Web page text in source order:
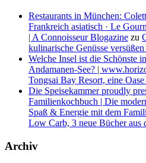
Restaurants in München:
Frankreich asiatisch · Le
| A Connoisseur Blogazine zu
kulinarische Genüsse
Welche Insel ist die Schönste
Andamanen-See? |
Tongsai Bay Resort, eine
Die Speisekammer proudly
Familienkochbuch | Die
Spaß & Energie mit dem
Low Carb, 3 neue Bücher aus
Archiv